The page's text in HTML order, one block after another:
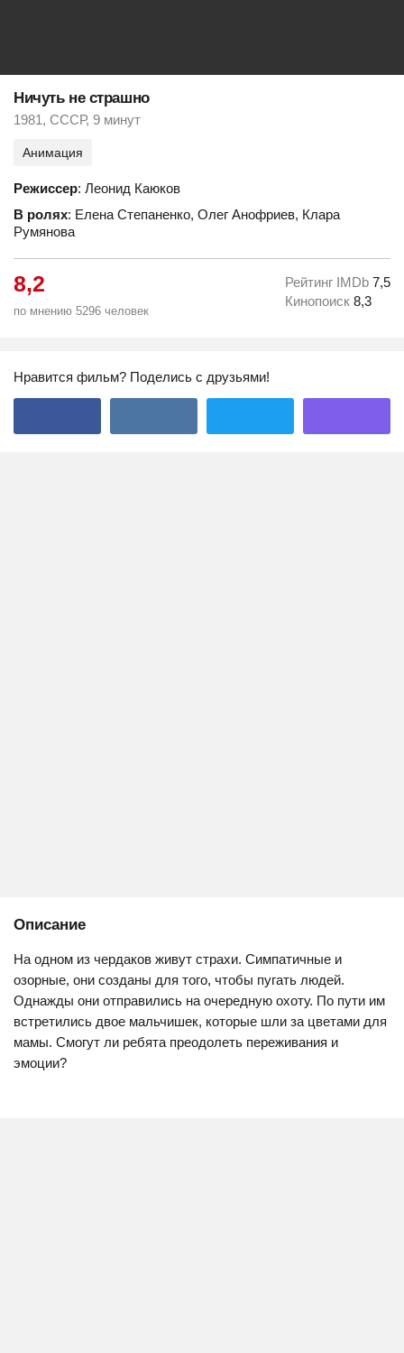
Ничуть не страшно
1981, СССР, 9 минут
Анимация
Режиссер: Леонид Каюков
В ролях: Елена Степаненко, Олег Анофриев, Клара
Румянова
8,2
по мнению 5296 человек
Рейтинг IMDb 7,5
Кинопоиск 8,3
Нравится фильм? Поделись с друзьями!
Описание
На одном из чердаков живут страхи. Симпатичные и
озорные, они созданы для того, чтобы пугать людей.
Однажды они отправились на очередную охоту. По пути им
встретились двое мальчишек, которые шли за цветами для
мамы. Смогут ли ребята преодолеть переживания и
эмоции?